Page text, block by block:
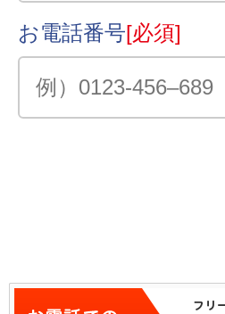
お電話番号[必須]